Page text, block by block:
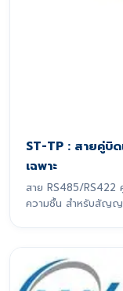
ST-TP : สายคู่บิ
เฉพาะ
สาย RS485/RS422
ความชื้น สำหรับสัญ